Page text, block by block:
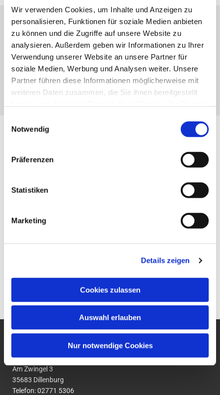
Wir verwenden Cookies, um Inhalte und Anzeigen zu
personalisieren, Funktionen für soziale Medien anbieten
zu können und die Zugriffe auf unsere Website zu
analysieren. Außerdem geben wir Informationen zu Ihrer
Verwendung unserer Website an unsere Partner für
soziale Medien, Werbung und Analysen weiter. Unsere
Partner führen diese Informationen möglicherweise mit
weiteren Daten zusammen, die Sie ihnen bereitgestellt
Notwendig
Präferenzen
Statistiken
Marketing
Details zeigen
Cookies zulassen
Auswahl erlauben
Nur notwendige Cookies
Sonntag, 20. September 2026, 09:30 -
10:30 Uhr
Dillenburg-Niederscheld, Neugasse 1,
35687 Dillenburg
Ev. Gesamtkirchengemeinde
um den Wilhelmsturm
Am Zwingel 3
35683 Dillenburg
Telefon:02771 5306